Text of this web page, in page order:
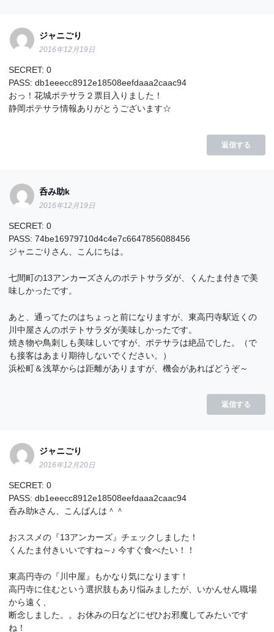
ジャニごり
2016年12月19日
SECRET: 0
PASS: db1eeecc8912e18508eefdaaa2caac94
おっ！花城ポテサラ２票目入りました！
静岡ポテサラ情報ありがとうございます☆
返信する
呑み助k
2016年12月19日
SECRET: 0
PASS: 74be16979710d4c4e7c6647856088456
ジャニごりさん、こんにちは。
七間町の13アンカーズさんのポテトサラダが、くんたま付きで美
味しかったです。
あと、通ってたのはちょっと前になりますが、東高円寺駅近くの
川中屋さんのポテトサラダが美味しかったです。
焼き物や鳥刺しも美味しいですが、ポテサラは絶品でした。（で
も接客はあまり期待しないでください。）
浜松町＆浅草からは距離がありますが、機会があればどうぞ～
返信する
ジャニごり
2016年12月20日
SECRET: 0
PASS: db1eeecc8912e18508eefdaaa2caac94
呑み助kさん、こんばんは＾＾
おススメの『13アンカーズ』チェックしました！
くんたま付きいいですね～♪ 今すぐ食べたい！！
東高円寺の『川中屋』もかなり気になります！
高円寺に住むという選択肢もあり悩みましたが、いかんせん職場
から遠く、
断念しました。。お休みの日などにぜひお邪魔してみたいです
ね！